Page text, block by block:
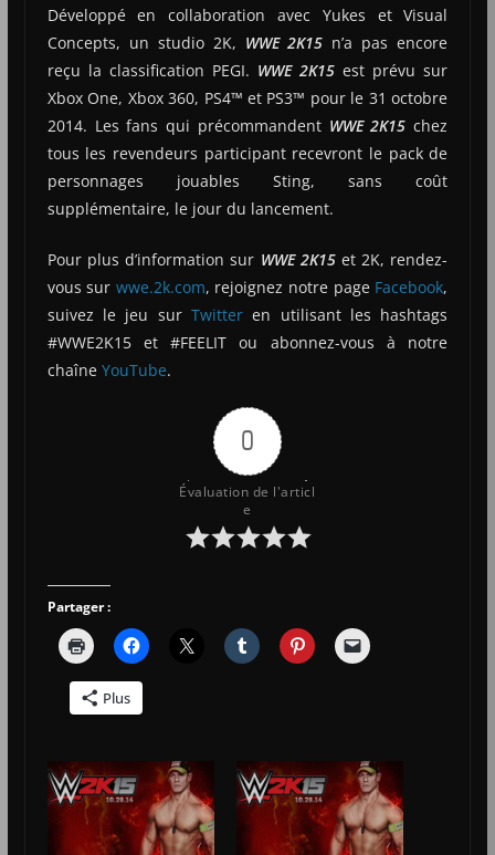
Développé en collaboration avec Yukes et Visual
Concepts, un studio 2K, WWE 2K15 n’a pas encore
reçu la classification PEGI. WWE 2K15 est prévu sur
Xbox One, Xbox 360, PS4™ et PS3™ pour le 31 octobre
2014. Les fans qui précommandent WWE 2K15 chez
tous les revendeurs participant recevront le pack de
personnages jouables Sting, sans coût
supplémentaire, le jour du lancement.
Pour plus d’information sur WWE 2K15et 2K, rendez-
vous sur wwe.2k.com, rejoignez notre page Facebook,
suivez le jeu sur Twitter en utilisant les hashtags
#WWE2K15 et #FEELIT ou abonnez-vous à notre
chaîne YouTube.
0
Évaluation de l'articl
e
Partager :
Plus